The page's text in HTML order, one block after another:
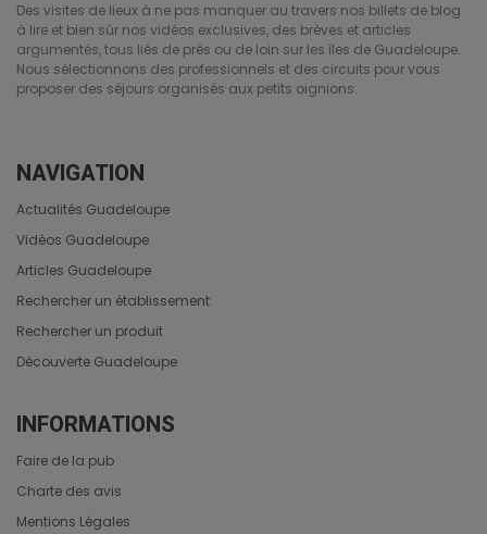
Des visites de lieux à ne pas manquer au travers nos billets de blog
à lire et bien sûr nos vidéos exclusives, des brèves et articles
argumentés, tous liés de près ou de loin sur les îles de Guadeloupe.
Nous sélectionnons des professionnels et des circuits pour vous
proposer des séjours organisés aux petits oignions.
NAVIGATION
Actualités Guadeloupe
Vidéos Guadeloupe
Articles Guadeloupe
Rechercher un établissement
Rechercher un produit
Découverte Guadeloupe
INFORMATIONS
Faire de la pub
Charte des avis
Mentions Légales